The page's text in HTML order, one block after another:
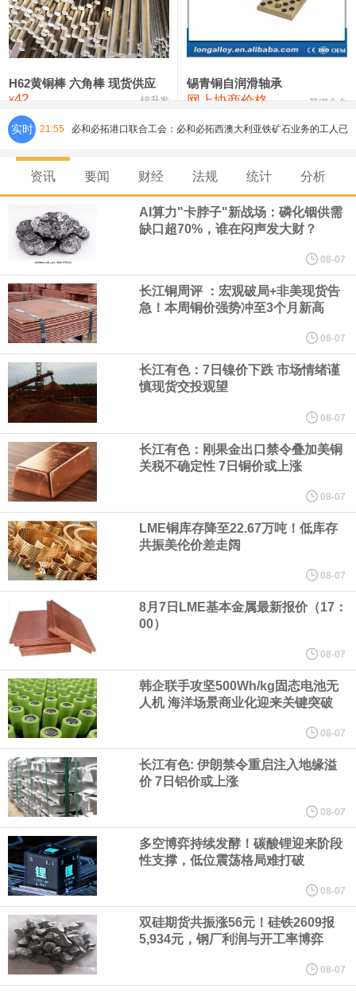
铸造铝合金锭(ZLD104) 24,300—24,500 24,400
压铸锌合金锭 26,500—26,700
氯化镍 38,300—40,300 39,300 0
H62黄铜棒 六角棒 现货供应
¥42 锦升发
锡青铜自润滑轴承
网上协商价格 芜湖合金
实时 21:55 必和必拓港口联合工会：必和必拓西澳大利亚铁矿石业务的工人已
通知，将于8月9日实施24小时停工。
8月7日，宇树科技董事长王兴兴网上路演时表示，报告期内，公司
研发费用金额分别为4,995.18万元、7,001.70万元、14,496.56万
元，最近3年复合增长率达70.36%，呈快速增长趋势，并形成多项
核心技术和知识产权。截至2026年1月31日，公司拥有262项专利权
（含境内发明专利20项）。
纽约期银日内涨4%，现报64.08美元/盎司。
宇树科技董事长、总经理兼首席技术官王兴兴在网上路演时表示，
经过多年研发创新和技术积累，公司逐步形成了包括一体化关节集
成技术、高紧凑度机器人身体集成技术、机器人激光雷达全自研核
心技术等多项已商业化应用的核心技术并已应用于公司的高性能通
用人形机器人、四足机器人等产品。
美国总统特朗普6日否认他对国防部长赫格塞思不满，称对赫格塞思
所做的工作“非常满意”。特朗普在社交媒体上发帖称，一些媒体有关
他与赫格塞思就弹药短缺问题发生冲突的报道是“完全没有根据的谣
言”，他对赫格塞思所做的工作“非常满意”。
纽约期银突破64美元/盎司，日内涨3.91%。
据报道，威刚近日在法说会上表示，在需求增加、价格走高及货源
稳定的三大有利因素带动下，预期第3季度营运将优于第2季度，并
进一步扩大全年营运成果。
美国国会预算办公室（CBO）于当地时间5日发布报告称，美国海军
资讯 要闻 财经 法规 统计 分析
AI算力"卡脖子"新战场：磷化铟供需
缺口超70%，谁在闷声发大财？
08-07
长江铜周评 ：宏观破局+非美现货告
急！本周铜价强势冲至3个月新高
08-07
长江有色：7日镍价下跌 市场情绪谨
慎现货交投观望
08-07
长江有色：刚果金出口禁令叠加美铜
关税不确定性 7日铜价或上涨
08-07
LME铜库存降至22.67万吨！低库存
共振美伦价差走阔
08-07
8月7日LME基本金属最新报价（17：
00）
08-07
韩企联手攻坚500Wh/kg固态电池无
人机 海洋场景商业化迎来关键突破
08-07
长江有色: 伊朗禁令重启注入地缘溢
价 7日铝价或上涨
08-07
多空博弈持续发酵！碳酸锂迎来阶段
性支撑，低位震荡格局难打破
08-07
双硅期货共振涨56元！硅铁2609报
5,934元，钢厂利润与开工率博弈
08-07